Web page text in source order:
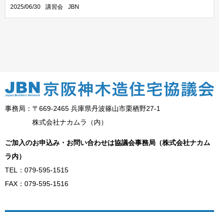
2025/06/30 講習会 JBN
事務局：〒669-2465 兵庫県丹波篠山市栗栖野27-1
株式会社ナカムラ（内）
ご加入のお申込み・お問い合わせは協議会事務局（株式会社ナカム
ラ内）
TEL：079-595-1515
FAX：079-595-1516